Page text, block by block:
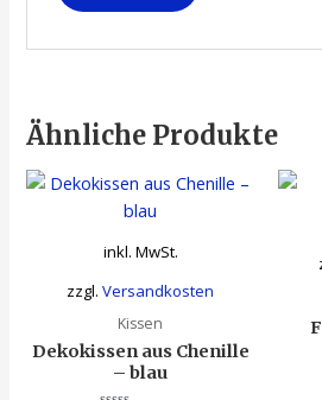
Ähnliche Produkte
inkl. MwSt.
zzgl.Versandkosten
Kissen
Dekokissen aus Chenille
– blau